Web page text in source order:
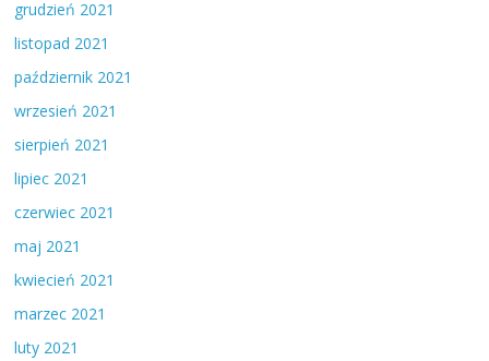
grudzień 2021
listopad 2021
październik 2021
wrzesień 2021
sierpień 2021
lipiec 2021
czerwiec 2021
maj 2021
kwiecień 2021
marzec 2021
luty 2021